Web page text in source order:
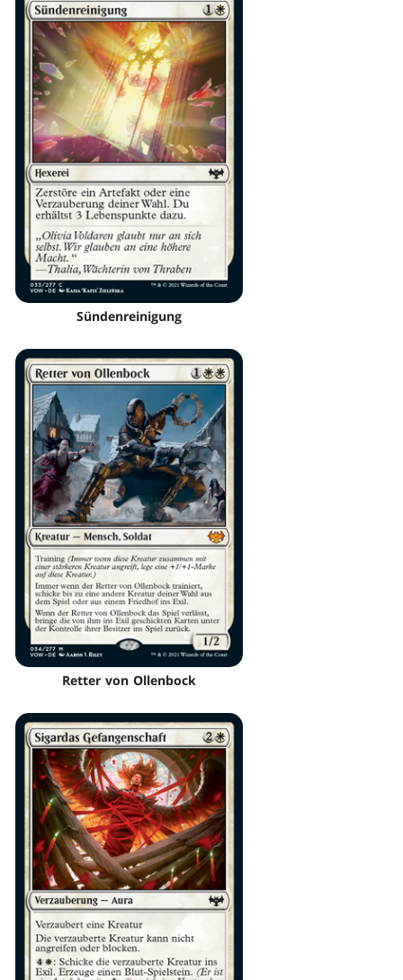
Sündenreinigung
Retter von Ollenbock